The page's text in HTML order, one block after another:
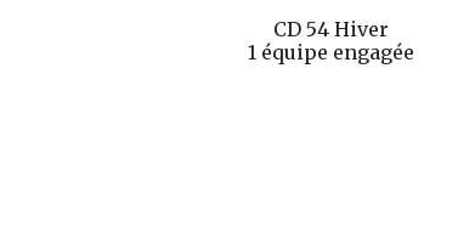
CD 54 Hiver
1 équipe engagée